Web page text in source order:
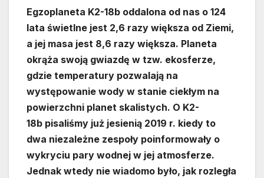
Egzoplaneta K2-18b oddalona od nas o 124
lata świetlne jest 2,6 razy większa od Ziemi,
a jej masa jest 8,6 razy większa. Planeta
okrąża swoją gwiazdę w tzw. ekosferze,
gdzie temperatury pozwalają na
występowanie wody w stanie ciekłym na
powierzchni planet skalistych. O K2-
18b pisaliśmy już jesienią 2019 r. kiedy to
dwa niezależne zespoły poinformowały o
wykryciu pary wodnej w jej atmosferze.
Jednak wtedy nie wiadomo było, jak rozległa